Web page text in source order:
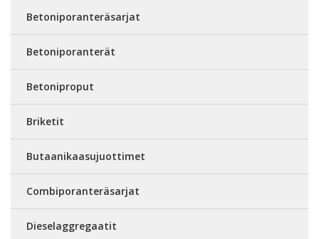
Betoniporanteräsarjat
Betoniporanterät
Betoniproput
Briketit
Butaanikaasujuottimet
Combiporanteräsarjat
Dieselaggregaatit